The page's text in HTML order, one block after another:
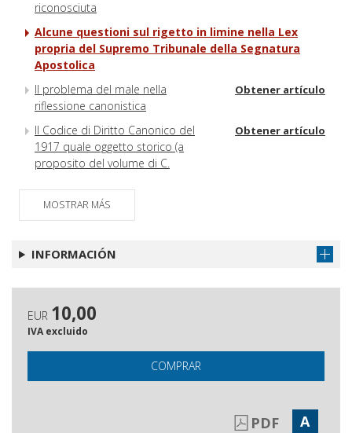
riconosciuta
Alcune questioni sul rigetto in limine nella Lex
propria del Supremo Tribunale della Segnatura
Apostolica
Il problema del male nella
riflessione canonistica
Obtener artículo
Il Codice di Diritto Canonico del
1917 quale oggetto storico (a
proposito del volume di C.
modernità giuridica)
Obtener artículo
Recensioni
Atti della Santa Sede Obtener artículo
Sommario dell'annata XXIII - 2011
MOSTRAR MÁS
INFORMACIÓN
EUR 10,00
IVA excluido
COMPRAR
PDF A